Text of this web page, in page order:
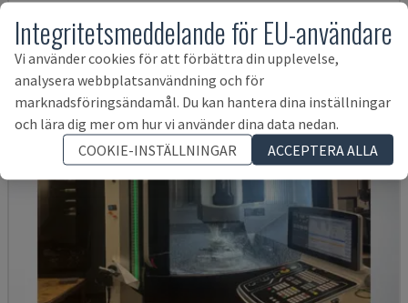
Integritetsmeddelande för EU-användare
Vi använder cookies för att förbättra din upplevelse,
analysera webbplatsanvändning och för
marknadsföringsändamål. Du kan hantera dina inställningar
och lära dig mer om hur vi använder dina data nedan.
COOKIE-INSTÄLLNINGAR
ACCEPTERA ALLA